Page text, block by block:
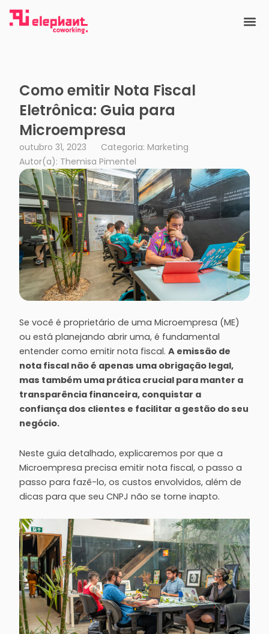
para
Como emitir Nota Fiscal
Eletrônica: Guia para
Microempresa
outubro 31, 2023
Categoria: Marketing
Autor(a): Themisa Pimentel
Se você é proprietário de uma Microempresa (ME)
ou está planejando abrir uma, é fundamental
entender como emitir nota fiscal. A emissão de
nota fiscal não é apenas uma obrigação legal,
mas também uma prática crucial para manter a
transparência financeira, conquistar a
confiança dos clientes e facilitar a gestão do seu
negócio.
Neste guia detalhado, explicaremos por que a
Microempresa precisa emitir nota fiscal, o passo a
passo para fazê-lo, os custos envolvidos, além de
dicas para que seu CNPJ não se torne inapto.